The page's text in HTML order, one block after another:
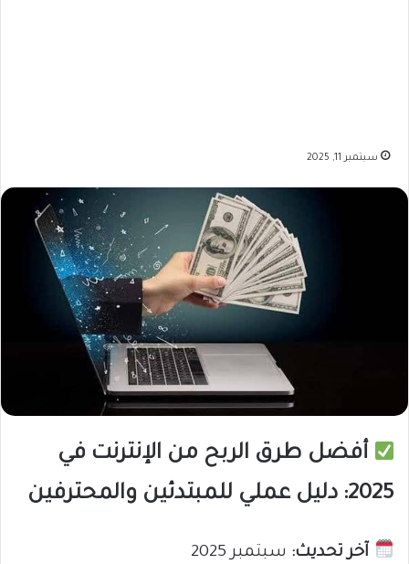
سبتمبر 11, 2025
أفضل طرق الربح من الإنترنت في
2025: دليل عملي للمبتدئين والمحترفين
آخر تحديث: سبتمبر 2025